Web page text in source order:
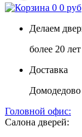
0 0 руб
Делаем
более 20 лет
Доставка
Головной офис:
Салона дверей: